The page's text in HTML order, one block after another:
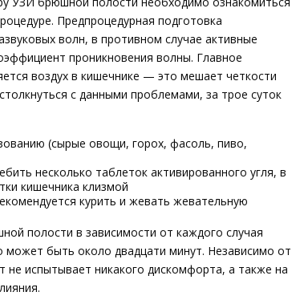
Предпроцедурная подготовка
волн, в противном случае активные
проникновения волны. Главное
воздух в кишечнике — это мешает четкости
с данными проблемами, за трое суток
(сырые овощи, горох, фасоль, пиво,
несколько таблеток активированного угля, в
кишечника клизмой
курить и жевать жевательную
полости в зависимости от каждого случая
быть около двадцати минут. Независимо от
не испытывает никакого дискомфорта, а также на